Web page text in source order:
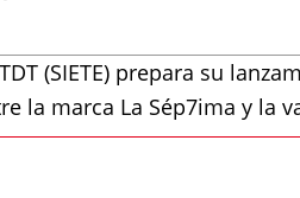
(SIETE) prepara su
la marca La Sép7ima y la